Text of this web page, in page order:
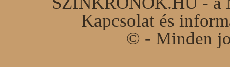
Kapcsolat és
© - Minden